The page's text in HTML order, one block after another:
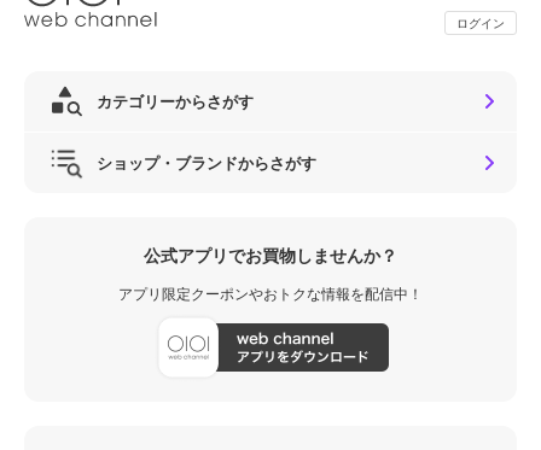
ログイン
カテゴリーからさがす
ショップ・ブランドからさがす
公式アプリでお買物しませんか？
アプリ限定クーポンやおトクな情報を配信中！